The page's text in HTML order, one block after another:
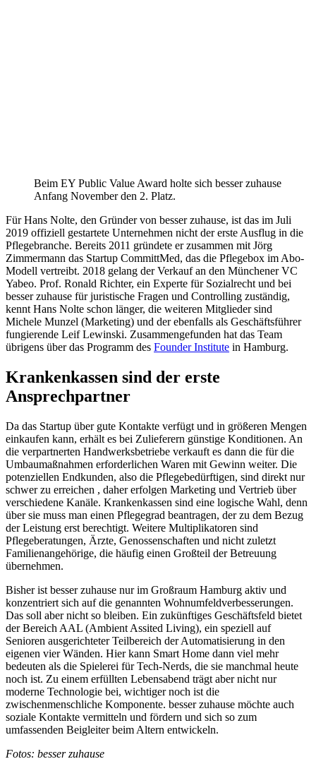
Beim EY Public Value Award holte sich besser zuhause
Anfang November den 2. Platz.
Für Hans Nolte, den Gründer von besser zuhause, ist das im Juli
2019 offiziell gestartete Unternehmen nicht der erste Ausflug in die
Pflegebranche. Bereits 2011 gründete er zusammen mit Jörg
Zimmermann das Startup CommittMed, das die Pflegebox im Abo-
Modell vertreibt. 2018 gelang der Verkauf an den Münchener VC
Yabeo. Prof. Ronald Richter, ein Experte für Sozialrecht und bei
besser zuhause für juristische Fragen und Controlling zuständig,
kennt Hans Nolte schon länger, die weiteren Mitglieder sind
Michele Munzel (Marketing) und der ebenfalls als Geschäftsführer
fungierende Leif Lewinski. Zusammengefunden hat das Team
übrigens über das Programm des Founder Institute in Hamburg.
Krankenkassen sind der erste
Ansprechpartner
Da das Startup über gute Kontakte verfügt und in größeren Mengen
einkaufen kann, erhält es bei Zulieferern günstige Konditionen. An
die verpartnerten Handwerksbetriebe verkauft es dann die für die
Umbaumaßnahmen erforderlichen Waren mit Gewinn weiter. Die
potenziellen Endkunden, also die Pflegebedürftigen, sind direkt nur
schwer zu erreichen , daher erfolgen Marketing und Vertrieb über
verschiedene Kanäle. Krankenkassen sind eine logische Wahl, denn
über sie muss man einen Pflegegrad beantragen, der zu dem Bezug
der Leistung erst berechtigt. Weitere Multiplikatoren sind
Pflegeberatungen, Ärzte, Genossenschaften und nicht zuletzt
Familienangehörige, die häufig einen Großteil der Betreuung
übernehmen.
Bisher ist besser zuhause nur im Großraum Hamburg aktiv und
konzentriert sich auf die genannten Wohnumfeldverbesserungen.
Das soll aber nicht so bleiben. Ein zukünftiges Geschäftsfeld bietet
der Bereich AAL (Ambient Assited Living), ein speziell auf
Senioren ausgerichteter Teilbereich der Automatisierung in den
eigenen vier Wänden. Hier kann Smart Home dann viel mehr
bedeuten als die Spielerei für Tech-Nerds, die sie manchmal heute
noch ist. Zu einem erfüllten Lebensabend trägt aber nicht nur
moderne Technologie bei, wichtiger noch ist die
zwischenmenschliche Komponente. besser zuhause möchte auch
soziale Kontakte vermitteln und fördern und sich so zum
umfassenden Beigleiter beim Altern entwickeln.
Fotos: besser zuhause